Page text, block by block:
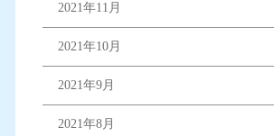
2021年11月
2021年10月
2021年9月
2021年8月